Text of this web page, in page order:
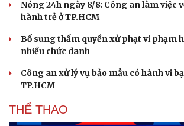
Nóng 24h ngày 8/8: Công an làm việc
hành trẻ ở TP.HCM
Bổ sung thẩm quyền xử phạt vi phạm
nhiều chức danh
Công an xử lý vụ bảo mẫu có hành vi
TP.HCM
THỂ THAO